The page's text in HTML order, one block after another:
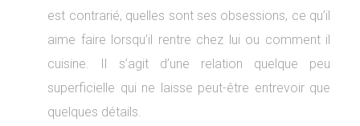
est contrarié, quelles sont ses obsessions, ce qu’il
aime faire lorsqu’il rentre chez lui ou comment il
cuisine. Il s’agit d’une relation quelque peu
superficielle qui ne laisse peut-être entrevoir que
quelques détails.